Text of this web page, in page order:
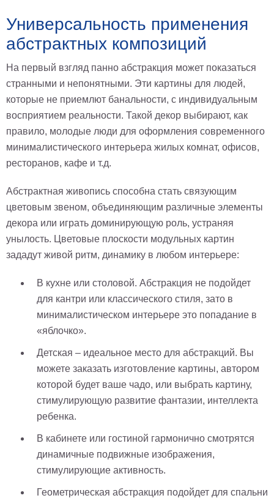
Универсальность применения
абстрактных композиций
На первый взгляд панно абстракция может показаться
странными и непонятными. Эти картины для людей,
которые не приемлют банальности, с индивидуальным
восприятием реальности. Такой декор выбирают, как
правило, молодые люди для оформления современного
минималистического интерьера жилых комнат, офисов,
ресторанов, кафе и т.д.
Абстрактная живопись способна стать связующим
цветовым звеном, объединяющим различные элементы
декора или играть доминирующую роль, устраняя
унылость. Цветовые плоскости модульных картин
зададут живой ритм, динамику в любом интерьере:
В кухне или столовой. Абстракция не подойдет
для кантри или классического стиля, зато в
минималистическом интерьере это попадание в
«яблочко».
Детская – идеальное место для абстракций. Вы
можете заказать изготовление картины, автором
которой будет ваше чадо, или выбрать картину,
стимулирующую развитие фантазии, интеллекта
ребенка.
В кабинете или гостиной гармонично смотрятся
динамичные подвижные изображения,
стимулирующие активность.
Геометрическая абстракция подойдет для спальни